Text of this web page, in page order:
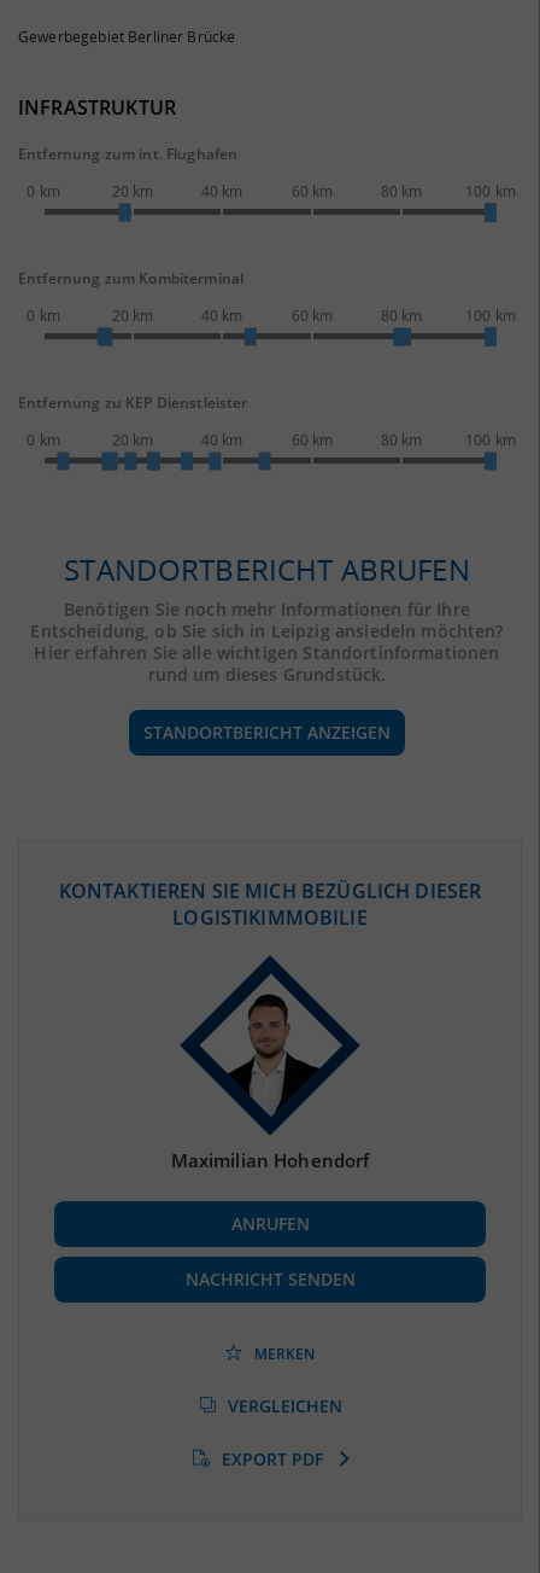
Gewerbegebiet Berliner Brücke
INFRASTRUKTUR
Entfernung zum int. Flughafen
0 km
20 km 40 km 60 km 80 km 100 km
Entfernung zum Kombiterminal
0 km
20 km 40 km 60 km 80 km 100 km
Entfernung zu KEP Dienstleister
0 km
20 km 40 km 60 km 80 km 100 km
STANDORTBERICHT ABRUFEN
Benötigen Sie noch mehr Informationen für Ihre
Entscheidung, ob Sie sich in Leipzig ansiedeln möchten?
Hier erfahren Sie alle wichtigen Standortinformationen
rund um dieses Grundstück.
STANDORTBERICHT ANZEIGEN
(STAND: 12/2019)
(Landkreis / Kreisfreie Stadt)
BESCHÄFTIGUNG
Beschäftigte
(Landkreis / Kreisfreie Stadt)
242.738
(Landkreis / Kreisfreie Stadt)
(Stand: 01/2020)
KONTAKTIEREN SIE MICH BEZÜGLICH DIESER
LOGISTIKIMMOBILIE
Maximilian Hohendorf
ANRUFEN
NACHRICHT SENDEN
MERKEN
VERGLEICHEN
EXPORT PDF